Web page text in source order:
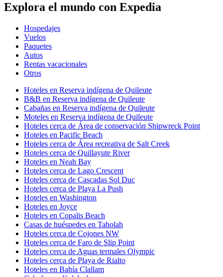
Explora el mundo con Expedia
Hospedajes
Vuelos
Paquetes
Autos
Rentas vacacionales
Otros
Hoteles en Reserva indígena de Quileute
B&B en Reserva indígena de Quileute
Cabañas en Reserva indígena de Quileute
Moteles en Reserva indígena de Quileute
Hoteles cerca de Área de conservación Shipwreck Point
Hoteles en Pacific Beach
Hoteles cerca de Área recreativa de Salt Creek
Hoteles cerca de Quillayute River
Hoteles en Neah Bay
Hoteles cerca de Lago Crescent
Hoteles cerca de Cascadas Sol Duc
Hoteles cerca de Playa La Push
Hoteles en Washington
Hoteles en Joyce
Hoteles en Copalis Beach
Casas de huéspedes en Taholah
Hoteles cerca de Cojones NW
Hoteles cerca de Faro de Slip Point
Hoteles cerca de Aguas termales Olympic
Hoteles cerca de Playa de Rialto
Hoteles en Bahía Clallam